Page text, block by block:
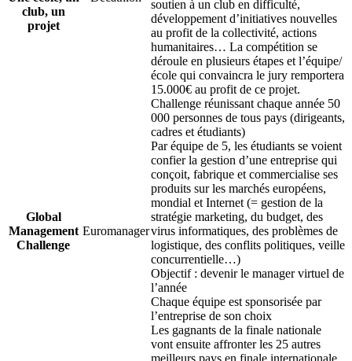
club, un
projet
soutien à un club en difficulté,
développement d’initiatives nouvelles
au profit de la collectivité, actions
humanitaires… La compétition se
déroule en plusieurs étapes et l’équipe/
école qui convaincra le jury remportera
15.000€ au profit de ce projet.
Global
Management
Challenge
Euromanager
Challenge réunissant chaque année 50
000 personnes de tous pays (dirigeants,
cadres et étudiants)
Par équipe de 5, les étudiants se voient
confier la gestion d’une entreprise qui
conçoit, fabrique et commercialise ses
produits sur les marchés européens,
mondial et Internet (= gestion de la
stratégie marketing, du budget, des
virus informatiques, des problèmes de
logistique, des conflits politiques, veille
concurrentielle…)
Objectif : devenir le manager virtuel de
l’année
Chaque équipe est sponsorisée par
l’entreprise de son choix
Les gagnants de la finale nationale
vont ensuite affronter les 25 autres